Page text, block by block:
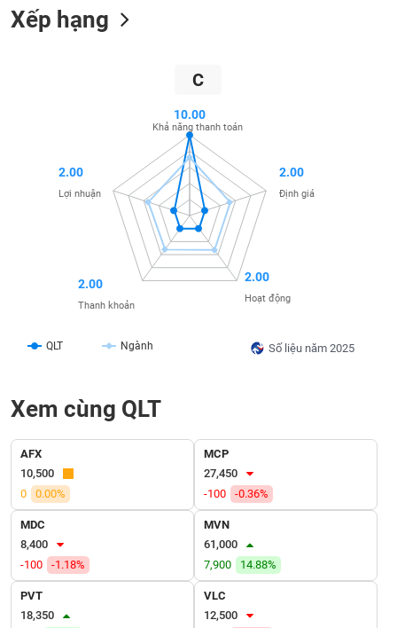
liệu
Xếp hạng
C
Số liệu năm 2025
QLT Ngành
10.00
Khả năng thanh toán
2.00
Định giá
2.00
Hoạt động
2.00
Thanh khoản
2.00
Lợi nhuận
Xem cùng QLT
AFX
10,500
0
0.00%
MCP
27,450
-100
-0.36%
MDC
8,400
-100
-1.18%
MVN
61,000
7,900
14.88%
PVT
18,350
VLC
12,500
SÓC
SỨC
KHỎE
TÀI
CHÍNH